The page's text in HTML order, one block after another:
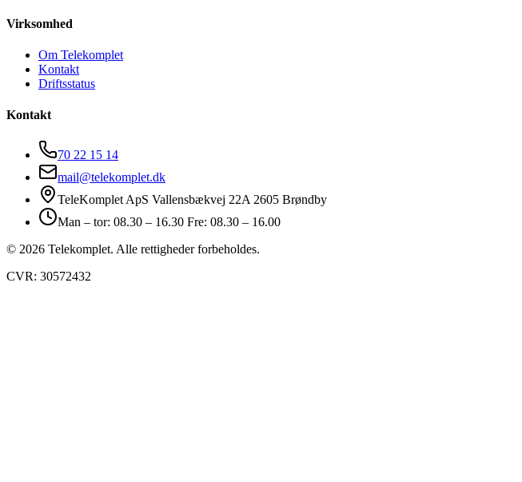
Virksomhed
Om Telekomplet
Kontakt
Driftsstatus
Kontakt
70 22 15 14
mail@telekomplet.dk
TeleKomplet ApS Vallensbækvej 22A 2605 Brøndby
Man – tor: 08.30 – 16.30 Fre: 08.30 – 16.00
© 2026 Telekomplet. Alle rettigheder forbeholdes.
CVR: 30572432